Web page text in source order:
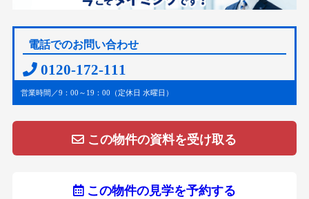
電話でのお問い合わせ
0120-172-111
営業時間／9：00～19：00（定休日 水曜日）
この物件の資料を受け取る
この物件の見学を予約する